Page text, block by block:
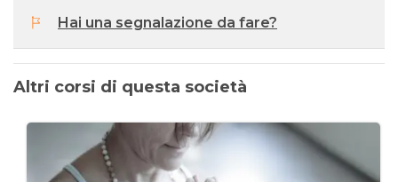
Hai una segnalazione da fare?
Altri corsi di questa società